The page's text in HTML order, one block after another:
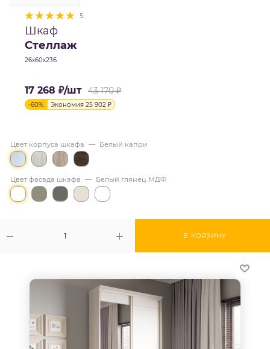
5
Шкаф
Стеллаж
26х60х236
17 268 ₽/шт 43 170₽
-60% Экономия 25 902 ₽
В КОРЗИНУ
Цвет корпуса шкафа — Белый капри
Цвет фасада шкафа — Белый глянец МДФ